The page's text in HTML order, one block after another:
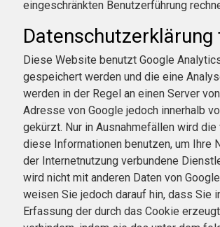
eingeschränkten Benutzerführung
Diese Website benutzt Google
gespeichert werden und die eine
werden in der Regel an einen Server
Adresse von Google jedoch innerhalb
gekürzt. Nur in Ausnahmefällen wird
diese Informationen benutzen, um Ihre
der Internetnutzung verbundene
wird nicht mit anderen Daten von
weisen Sie jedoch darauf hin, dass Sie
Erfassung der durch das Cookie